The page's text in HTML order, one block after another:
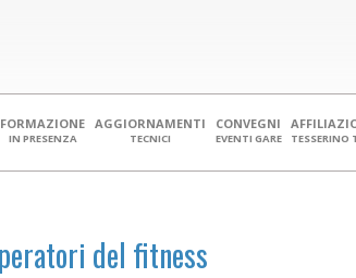
FORMAZIONE
IN PRESENZA
AGGIORNAMENTI
TECNICI
CONVEGNI
EVENTI GARE TESSERINO
del fitness